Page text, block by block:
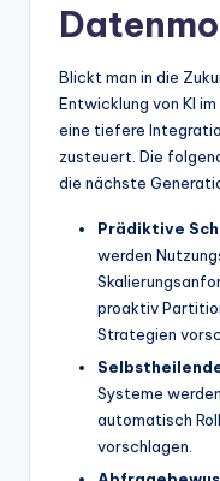
Blickt man in die
Entwicklung von KI
eine tiefere
zusteuert. Die
die nächste
Prädiktive
werden
proaktiv
Strategien
Systeme
automatisch
vorschlagen.